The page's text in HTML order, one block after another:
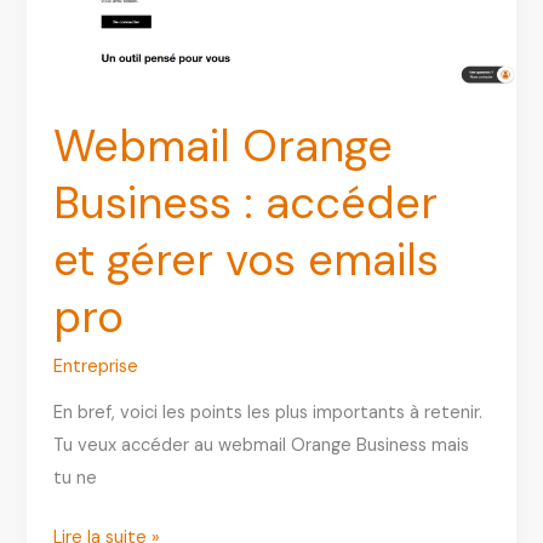
webmail
Webmail Orange
Business : accéder
et gérer vos emails
pro
Entreprise
En bref, voici les points les plus importants à retenir.
Tu veux accéder au webmail Orange Business mais
tu ne
Webmail
Lire la suite »